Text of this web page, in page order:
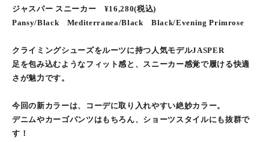
ジャスパー スニーカー ¥16,280(税込)
Pansy/Black Mediterranea/Black Black/Evening Primrose
クライミングシューズをルーツに持つ人気モデルJASPER
足を包み込むようなフィット感と、スニーカー感覚で履ける快適
さが魅力です。
今回の新カラーは、コーデに取り入れやすい絶妙カラー。
デニムやカーゴパンツはもちろん、ショーツスタイルにも抜群で
す！